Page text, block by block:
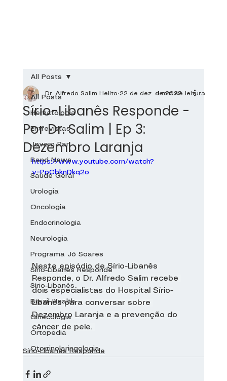
All Posts
Hematologia
Entrevistas
Jovem Pan
Band News
Saúde Geral
Urologia
Oncologia
Endocrinologia
Neurologia
Programa Jô Soares
Sírio-Libanês Responde
Sírio-Libanês
Brazil Health
Ginecologia
Ortopedia
Otorrinolaringologia
All Posts
Sírio-Libanês Responde -
Por Dr. Salim | Ep 3:
Dezembro Laranja
Dr. Alfredo Salim Helito 22 de dez. de 2022
1 min de leitura
https://www.youtube.com/watch?
v=PpCbknDkq2o
Neste episódio de Sírio-Libanês
Responde, o Dr. Alfredo Salim recebe
dois especialistas do Hospital Sírio-
Libanês para conversar sobre
Dezembro Laranja e a prevenção do
câncer de pele.
Sírio-Libanês Responde